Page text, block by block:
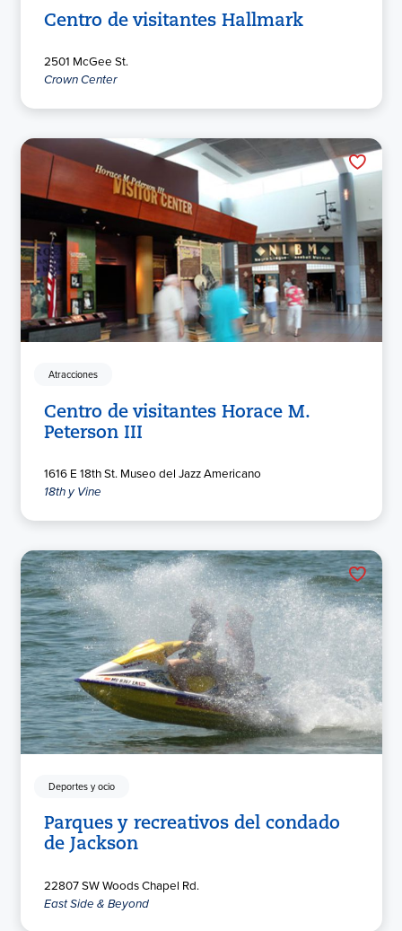
Centro de visitantes Hallmark
2501 McGee St.
Crown Center
Atracciones
Centro de visitantes Horace M.
Peterson III
1616 E 18th St. Museo del Jazz Americano
18th y Vine
Deportes y ocio
Parques y recreativos del condado
de Jackson
22807 SW Woods Chapel Rd.
East Side & Beyond